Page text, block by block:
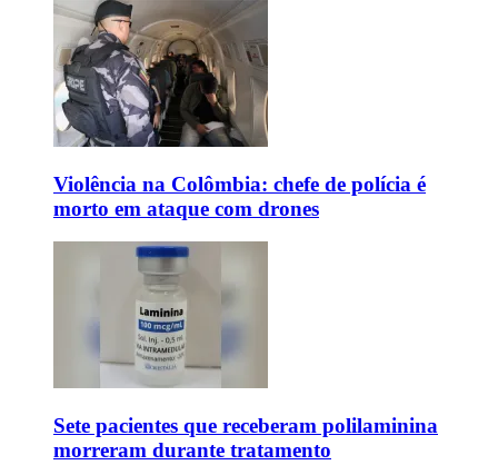
Violência na Colômbia: chefe de polícia é
morto em ataque com drones
Sete pacientes que receberam polilaminina
morreram durante tratamento